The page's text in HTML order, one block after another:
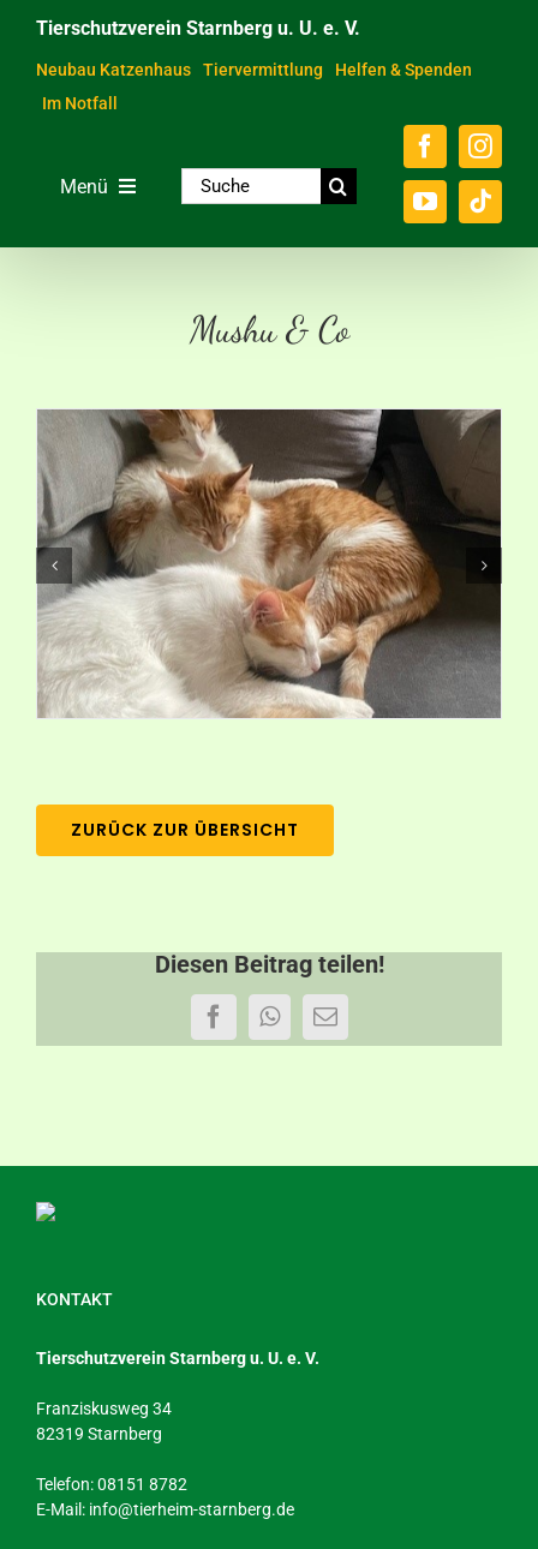
Inhalt
springen
Tierschutzverein Starnberg u. U. e. V.
Neubau Katzenhaus Tiervermittlung
Helfen & Spenden
Im Notfall
Menü
Über das Tierheim
Helfen & Spenden
Der Verein
Ratgeber & Service
Aktuelles
Kontakt
Suche
nach:
Mushu & Co
ZURÜCK ZUR ÜBERSICHT
Diesen Beitrag teilen!
FacebookWhatsApp
E-
Mail
KONTAKT
Tierschutzverein Starnberg u. U. e. V.
Franziskusweg 34
82319 Starnberg
Telefon: 08151 8782
E-Mail: info@tierheim-starnberg.de